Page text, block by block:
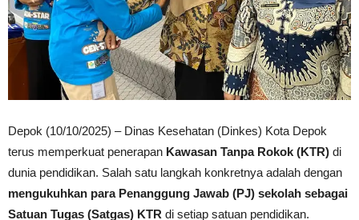
Depok (10/10/2025) – Dinas Kesehatan (Dinkes) Kota Depok
terus memperkuat penerapan Kawasan Tanpa Rokok (KTR) di
dunia pendidikan. Salah satu langkah konkretnya adalah dengan
mengukuhkan para Penanggung Jawab (PJ) sekolah sebagai
Satuan Tugas (Satgas) KTR di setiap satuan pendidikan.